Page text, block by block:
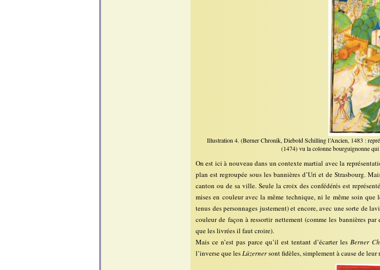
Illustration 4. (Berner Chronik, Diebold Schilling l’Ancien, 1483 :
(1474) vu la colonne bourguignonne
On est ici à nouveau dans un contexte martial avec la
plan est regroupée sous les bannières d’Uri et de Strasbourg.
canton ou de sa ville. Seule la croix des confédérés est
mises en couleur avec la même technique, ni le même soin
tenus des personnages justement) et encore, avec une sorte de
couleur de façon à ressortir nettement (comme les bannières
que les livrées il faut croire).
Mais ce n’est pas parce qu’il est tentant d’écarter les Berner
l’inverse que lesLüzernersont fidèles, simplement à cause de